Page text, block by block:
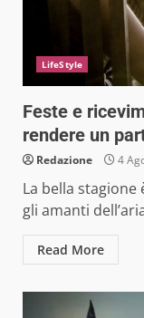
LifeStyle
Feste e
rendere un
Redazione 4
La bella stagione
gli amanti
Read More